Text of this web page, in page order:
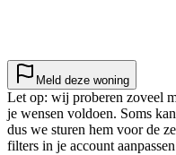
Meld deze woning
Let op: wij proberen zoveel
je wensen voldoen. Soms
dus we sturen hem voor de
filters in je account